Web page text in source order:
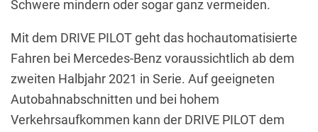
Schwere mindern oder sogar ganz vermeiden.
Mit dem DRIVE PILOT geht das hochautomatisierte
Fahren bei Mercedes-Benz voraussichtlich ab dem
zweiten Halbjahr 2021 in Serie. Auf geeigneten
Autobahnabschnitten und bei hohem
Verkehrsaufkommen kann der DRIVE PILOT dem